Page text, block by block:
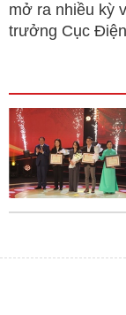
mở ra nhiều kỳ
trưởng Cục